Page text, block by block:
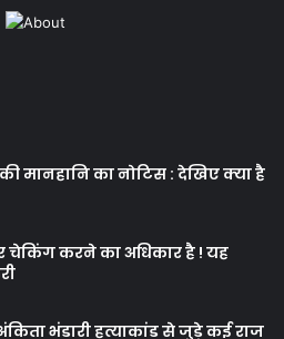
मानहानि का नोटिस : देखिए क्या है
चेकिंग करने का अधिकार है ! यह
भंडारी हत्याकांड से जुड़े कई राज